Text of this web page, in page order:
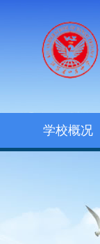
学校概况